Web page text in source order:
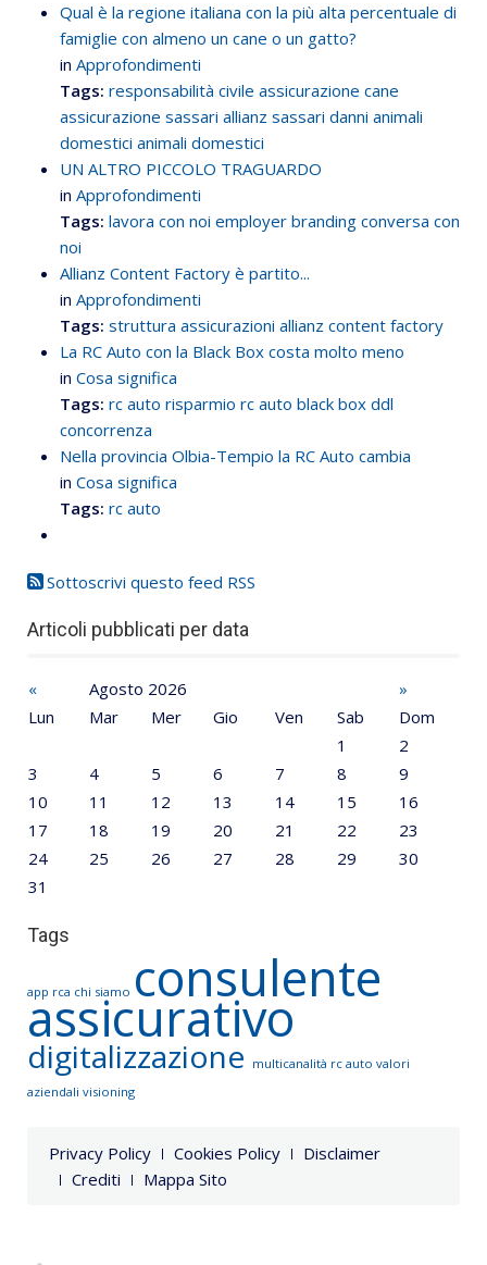
Qual è la regione italiana con la più alta percentuale di
famiglie con almeno un cane o un gatto?
in Approfondimenti
Tags: responsabilità civile assicurazione cane
assicurazione sassari allianz sassari danni animali
domestici animali domestici
UN ALTRO PICCOLO TRAGUARDO
in Approfondimenti
Tags: lavora con noi employer branding conversa con
noi
Allianz Content Factory è partito...
in Approfondimenti
Tags: struttura assicurazioni allianz content factory
La RC Auto con la Black Box costa molto meno
in Cosa significa
Tags: rc auto risparmio rc auto black box ddl
concorrenza
Nella provincia Olbia-Tempio la RC Auto cambia
in Cosa significa
Tags: rc auto
Sottoscrivi questo feed RSS
Articoli pubblicati per data
« Agosto 2026
»
Lun
Mar Mer Gio Ven Sab
Dom
1
2
3
4 5 6 7 8
9
10
11 12 13 14 15
16
17
18 19 20 21 22
23
24
25 26 27 28 29
30
31
Tags
app rca chi siamo consulente
assicurativo
digitalizzazione multicanalità rc auto valori
aziendali visioning
Privacy Policy Cookies Policy
Disclaimer
Crediti
Mappa Sito